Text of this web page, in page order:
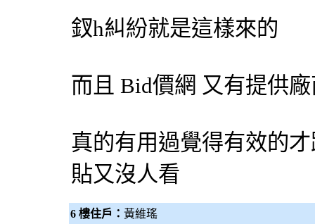
釵h糾紛就是這樣來的
而且 Bid價網 又有提供
真的有用過覺得有效的
貼又沒人看
6 樓住戶： 黃維瑤